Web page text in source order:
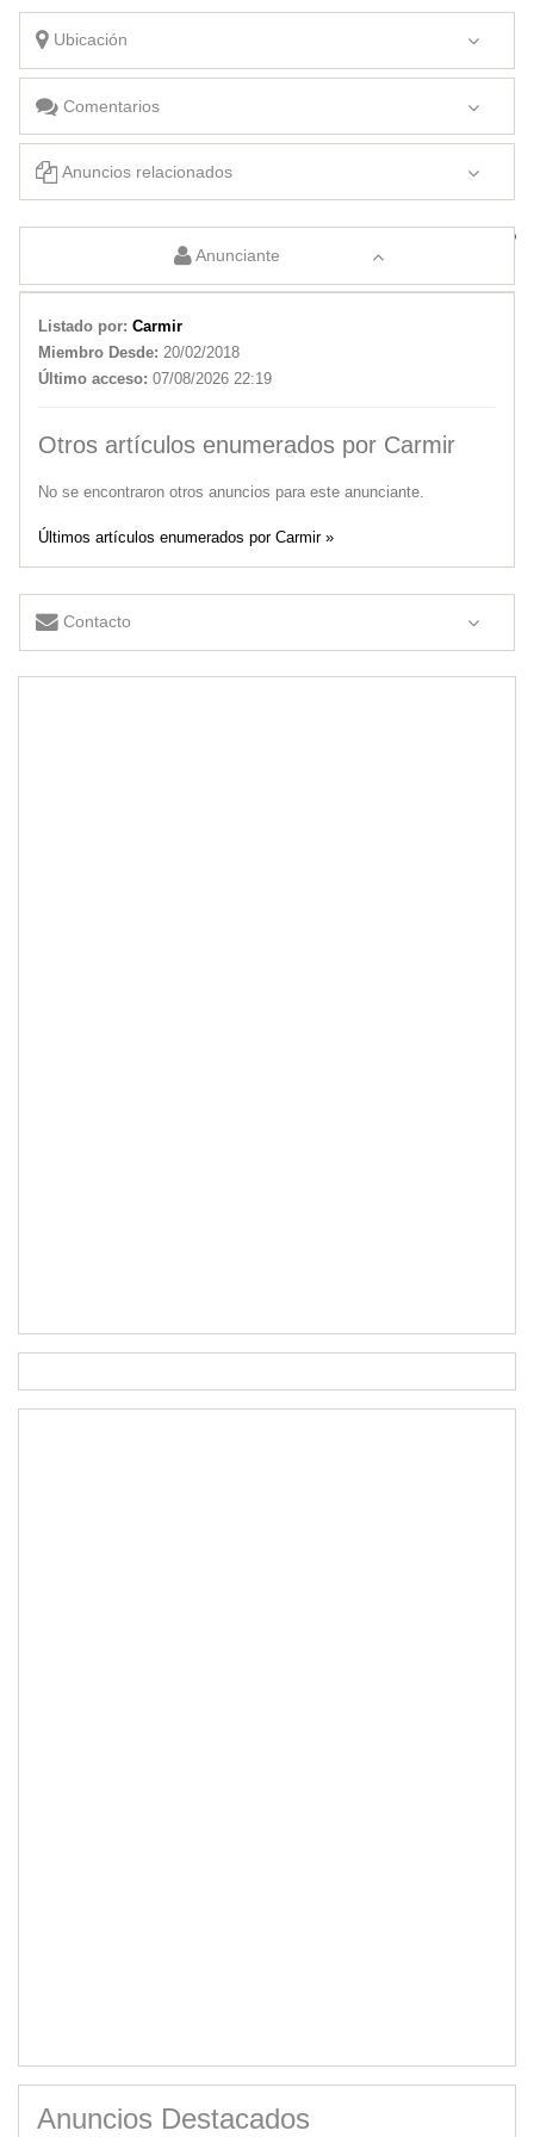
Ubicación
Comentarios
Anuncios relacionados
Busco trabajo
Anunciante
Listado por: Carmir
Miembro Desde: 20/02/2018
Último acceso: 07/08/2026 22:19
Otros artículos enumerados por Carmir
No se encontraron otros anuncios para este anunciante.
Últimos artículos enumerados por Carmir »
Contacto
Anuncios Destacados